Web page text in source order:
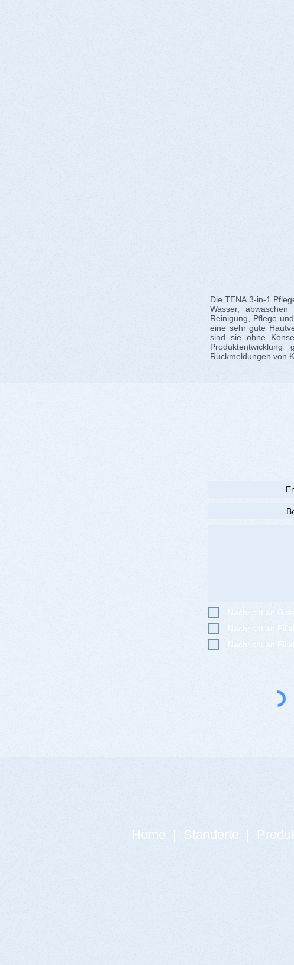
Die TENA 3-in-1
Wasser,
Reinigung, Pflege
eine sehr gute
sind sie ohne
Rückmeldungen von
Nachricht an
Nachricht an
Nachricht an
Home | Standorte |